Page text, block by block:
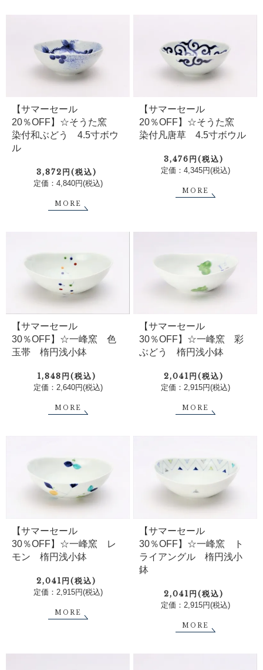
【サマーセール
20％OFF】☆そうた窯
染付和ぶどう 4.5寸ボウ
ル
3,872円(税込)
定価：4,840円(税込)
MORE
【サマーセール
20％OFF】☆そうた窯
染付凡唐草 4.5寸ボウル
3,476円(税込)
定価：4,345円(税込)
MORE
【サマーセール
30％OFF】☆一峰窯 色
玉帯 楕円浅小鉢
1,848円(税込)
定価：2,640円(税込)
MORE
【サマーセール
30％OFF】☆一峰窯 彩
ぶどう 楕円浅小鉢
2,041円(税込)
定価：2,915円(税込)
MORE
【サマーセール
30％OFF】☆一峰窯 レ
モン 楕円浅小鉢
2,041円(税込)
定価：2,915円(税込)
MORE
【サマーセール
30％OFF】☆一峰窯 ト
ライアングル 楕円浅小
鉢
2,041円(税込)
定価：2,915円(税込)
MORE